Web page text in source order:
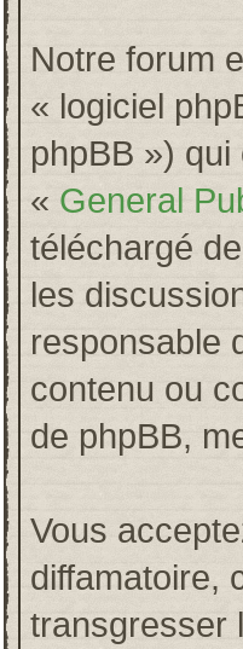
Notre forum
« logiciel
phpBB »)
« General
téléchargé
les
responsable
contenu ou
de phpBB,
Vous
diffamatoire,
transgresser